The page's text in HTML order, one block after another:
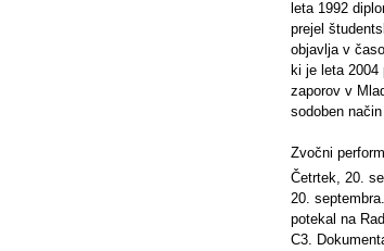
leta 1992
prejel
objavlja v
ki je leta
zaporov v
sodoben
Zvočni
Četrtek, 20.
20.
potekal na
C3.